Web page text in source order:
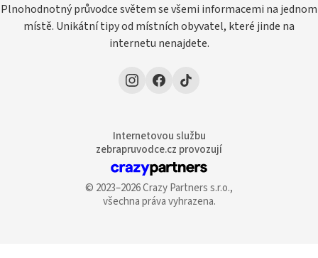
Plnohodnotný průvodce světem se všemi informacemi na jednom
místě. Unikátní tipy od místních obyvatel, které jinde na
internetu nenajdete.
Internetovou službu
zebrapruvodce.cz provozují
© 2023–2026 Crazy Partners s.r.o.,
všechna práva vyhrazena.